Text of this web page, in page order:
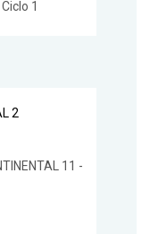
1
2
11 -